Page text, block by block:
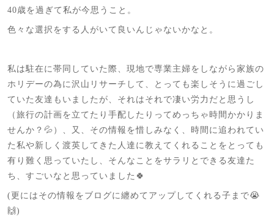
40歳を過ぎて私が今思うこと。
色々な選択をする人がいて良いんじゃないかなと。
私は駐在に帯同していた際、現地で専業主婦をしながら家族の
ホリデーの為に沢山リサーチして、とっても楽しそうに過ごし
ていた友達もいましたが、それはそれで凄い労力だと思うし
（旅行の計画を立てたり手配したりってめっちゃ時間かかりま
せんか？💦）、又、その情報を惜しみなく、時間に追われてい
た私や新しく渡英してきた人達に教えてくれることをとっても
有り難く思っていたし、そんなことをサラリとできる友達た
ち、すごいなと思っていました🍀
(更にはその情報をブログに纏めてアップしてくれる子まで😭
🙌)